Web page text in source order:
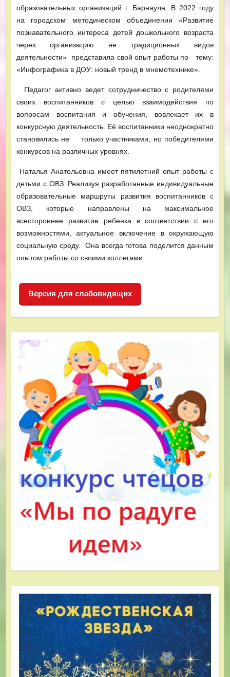
образовательных организаций г. Барнаула. В 2022 году
на городском методическом объединении «Развитие
познавательного интереса детей дошкольного возраста
через организацию не традиционных видов
деятельности» представила свой опыт работы по тему:
«Инфографика в ДОУ: новый тренд в мнемотехнике».
Педагог активно ведет сотрудничество с родителями
своих воспитанников с целью взаимодействия по
вопросам воспитания и обучения, вовлекает их в
конкурсную деятельность. Её воспитанники неоднократно
становились не только участниками, но победителями
конкурсов на различных уровнях.
Наталья Анатольевна имеет пятилетний опыт работы с
детьми с ОВЗ. Реализуя разработанные индивидуальные
образовательные маршруты развития воспитанников с
ОВЗ, которые направлены на максимальное
всестороннее развитие ребенка в соответствии с его
возможностями, актуальное включение в окружающую
социальную среду. Она всегда готова поделится данным
опытом работы со своими коллегами
Версия для слабовидящих